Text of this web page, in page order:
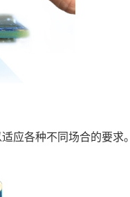
应各种不同场合的要求。